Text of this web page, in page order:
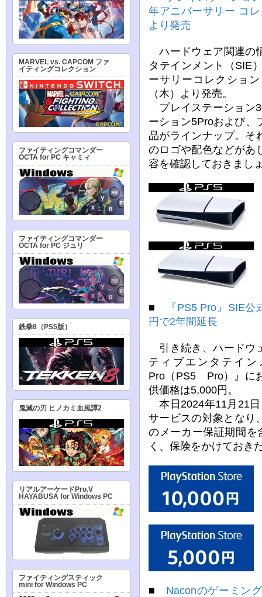
年アニバーサリー コ
より発売
ハードウェア関連の
タテインメント（SIE
ーサリーコレクショ
（木）より発売。
プレイステーション
ーション5Proおよび、
品がラインナップ。そ
のロゴや配色などがあ
容を確認しておきまし
■
『PS5 Pro』SIE
円で2年間延長
引き続き、ハードウ
ティブエンタテイ
Pro（PS5 Pro）』に
供価格は5,000円。
本日2024年11月21
サービスの対象となり
のメーカー保証期間
く、保険をかけておき
■ Naconのゲーミン
MARVEL vs. CAPCOM ファ
イティングコレクション
ファイティングコマンダー
OCTA for PC キャミィ
ファイティングコマンダー
OCTA for PC ジュリ
鉄拳8（PS5版）
鬼滅の刃 ヒノカミ血風譚2
リアルアーケードPro.V
HAYABUSA for Windows PC
ファイティングスティック
mini for Windows PC